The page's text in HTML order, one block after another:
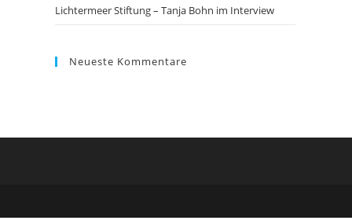
Lichtermeer Stiftung – Tanja Bohn im Interview
Neueste Kommentare